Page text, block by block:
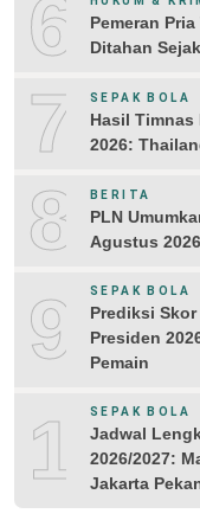
6
Pemeran
Ditahan
7 SEPAK BOLA
Hasil
2026:
8 BERITA
PLN
Agustus
9 SEPAK BOLA
Prediksi
Presiden
Pemain
10SEPAK BOLA
Jadwal
2026/2027:
Jakarta